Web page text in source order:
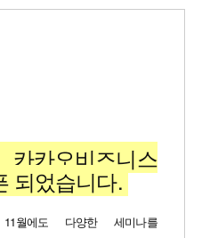
오비즈니스
되었습니다.
11월에도 다양한 세미나를